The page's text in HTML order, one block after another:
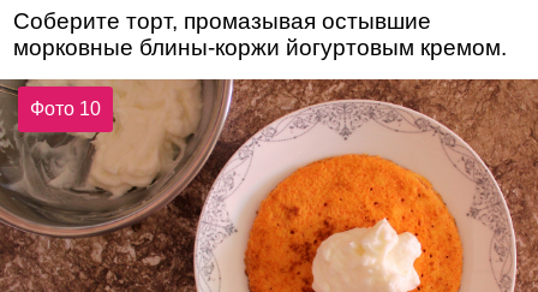
Соберите торт, промазывая остывшие
морковные блины-коржи йогуртовым кремом.
Фото 10